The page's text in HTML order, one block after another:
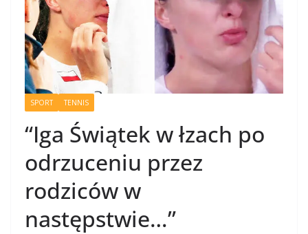
SPORT TENNIS
“Iga Świątek w łzach po
odrzuceniu przez
rodziców w
następstwie…”